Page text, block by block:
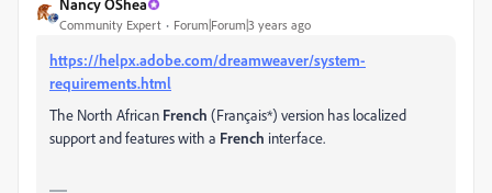
Nancy OShea
Community Expert Forum|Forum|3 years ago
https://helpx.adobe.com/dreamweaver/system-
requirements.html
The North African French (Français*) version has localized
support and features with a French interface.